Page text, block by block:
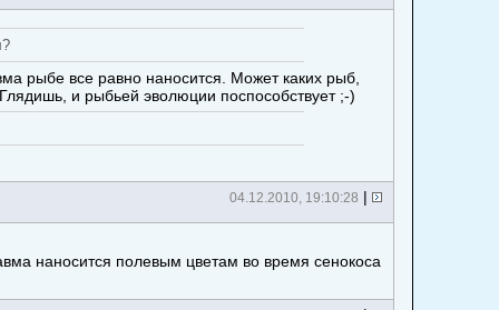
рыбе все равно наносится. Может каких рыб,
и рыбьей эволюции поспособствует ;-)
04.12.2010, 19:10:28 |
наносится полевым цветам во время сенокоса